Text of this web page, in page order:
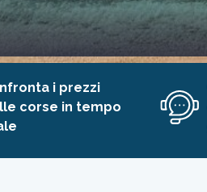
i prezzi
corse in tempo